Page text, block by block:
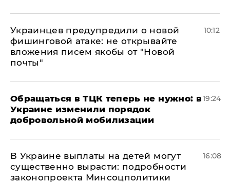
Украинцев предупредили о новой
фишинговой атаке: не открывайте
вложения писем якобы от "Новой
почты"
10:12
Обращаться в ТЦК теперь не нужно: в
Украине изменили порядок
добровольной мобилизации
19:24
В Украине выплаты на детей могут
существенно вырасти: подробности
законопроекта Минсоцполитики
16:08